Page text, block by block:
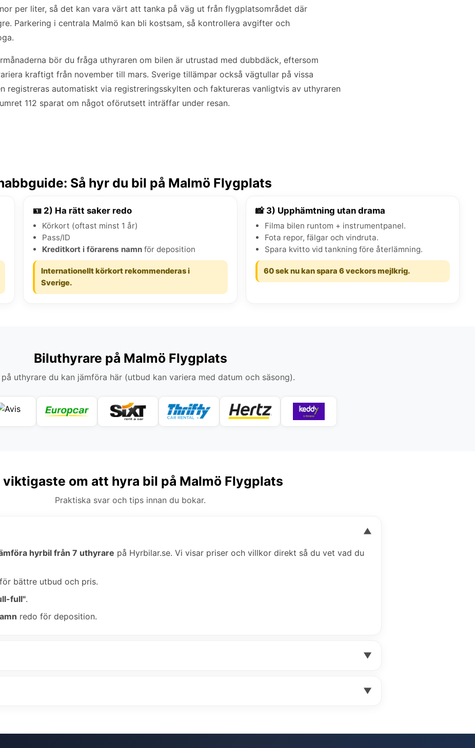
per liter, så det kan vara värt att tanka på väg ut från flygplatsområdet där
Parkering i centrala Malmö kan bli kostsam, så kontrollera avgifter och
bör du fråga uthyraren om bilen är utrustad med dubbdäck, eftersom
kraftigt från november till mars. Sverige tillämpar också vägtullar på vissa
registreras automatiskt via registreringsskylten och faktureras vanligtvis av uthyraren
112 sparat om något oförutsett inträffar under resan.
Så hyr du bil på Malmö Flygplats
🪪 2) Ha rätt saker redo
Körkort (oftast minst 1 år)
Pass/ID
Kreditkort i förarens namn för deposition
Internationellt körkort rekommenderas i
Sverige.
📸 3) Upphämtning utan drama
Filma bilen runtom + instrumentpanel.
Fota repor, fälgar och vindruta.
Spara kvitto vid tankning före återlämning.
60 sek nu kan spara 6 veckors mejlkrig.
Biluthyrare på Malmö Flygplats
på uthyrare du kan jämföra här (utbud kan variera med datum och säsong).
viktigaste om att hyra bil på Malmö Flygplats
Praktiska svar och tips innan du bokar.
▼
hyrbil från 7 uthyrare på Hyrbilar.se. Vi visar priser och villkor direkt så du vet vad du
för bättre utbud och pris.
full".
redo för deposition.
▼
▼